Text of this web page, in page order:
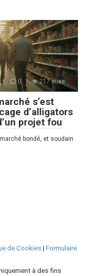
0 217 vues
s’est
d’alligators
projet fou
bondé, et soudain
de Cookies| Formulaire
à des fins